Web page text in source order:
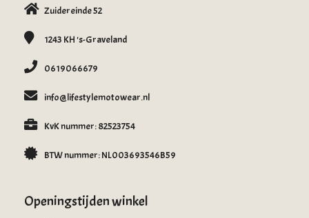
Zuidereinde 52
1243 KH's-Graveland
0619066679
info@lifestylemotowear.nl
KvK nummer: 82523754
BTW nummer: NL003693546B59
Openingstijden winkel